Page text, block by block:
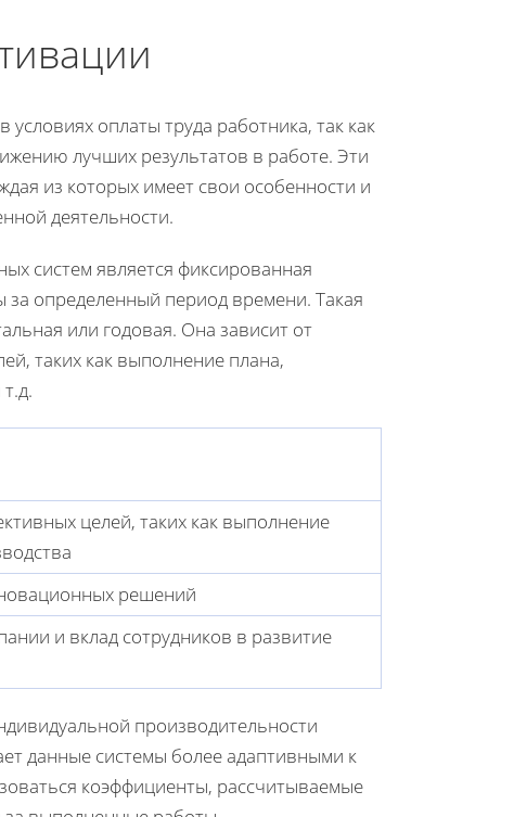
оплаты труда работника, так как
лучших результатов в работе. Эти
из которых имеет свои особенности и
деятельности.
систем является фиксированная
определенный период времени. Такая
или годовая. Она зависит от
таких как выполнение плана,
целей, таких как выполнение
решений
и вклад сотрудников в развитие
производительности
данные системы более адаптивными к
коэффициенты, рассчитываемые